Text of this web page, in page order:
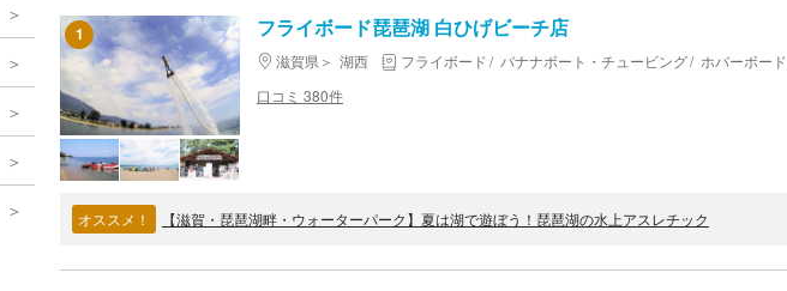
1 フライボード琵琶湖 白ひげビーチ店
滋賀県 湖西 フライボード バナナボート・チュービング ホバーボード
口コミ 380件
オススメ！ 【滋賀・琵琶湖畔・ウォーターパーク】夏は湖で遊ぼう！琵琶湖の水上アスレチック